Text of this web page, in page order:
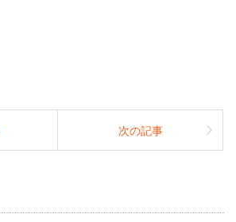
次の記事